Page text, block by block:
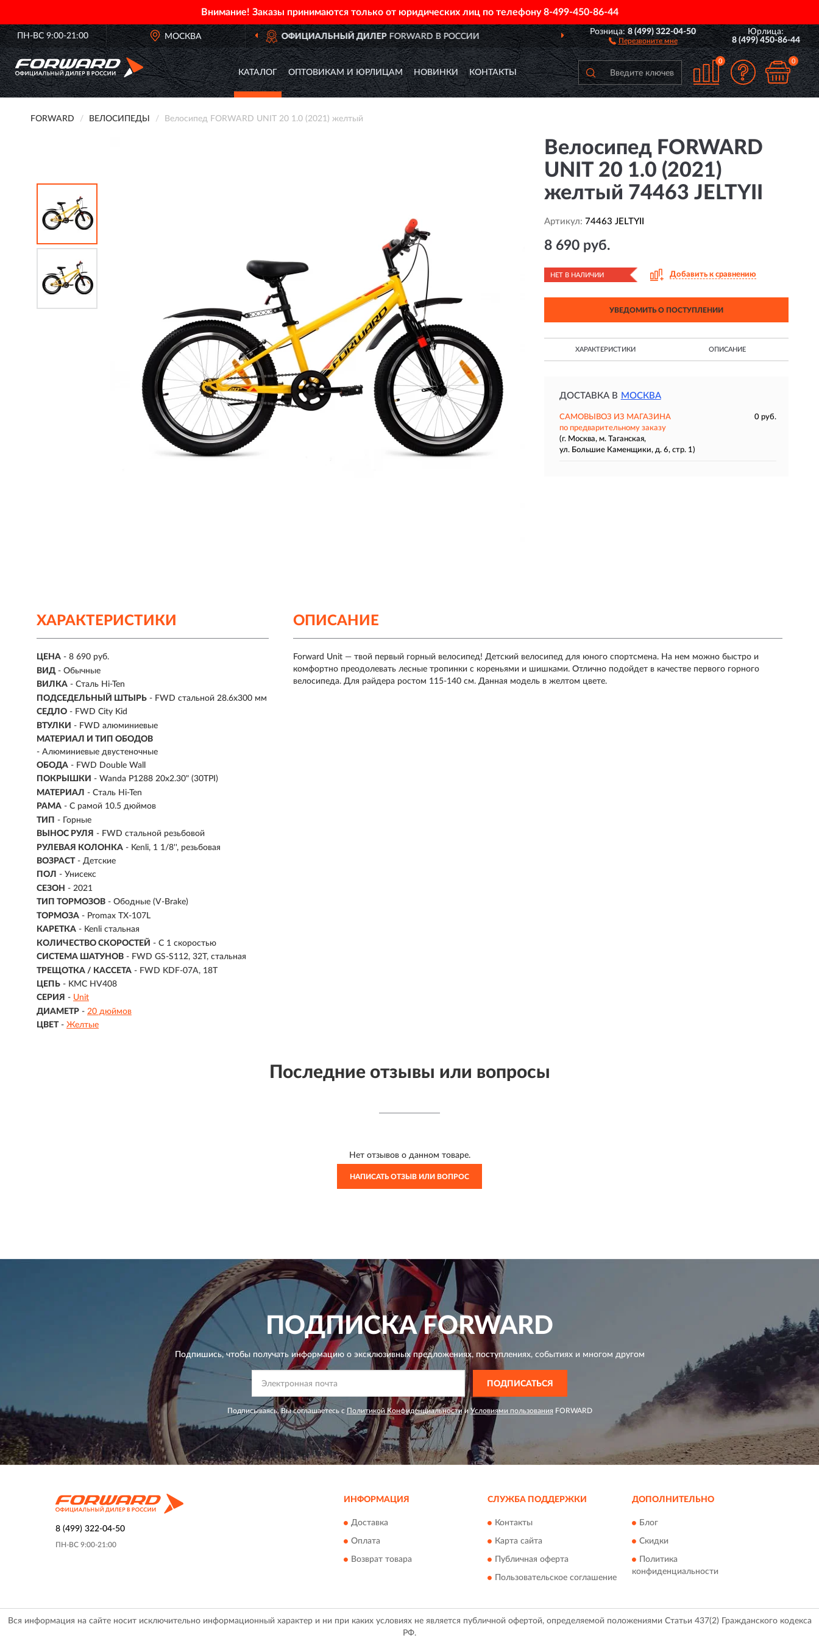
Внимание! Заказы принимаются только от юридических лиц по телефону8-499-450-86-44
ПН-ВС 9:00-21:00 МОСКВА
ОФИЦИАЛЬНЫЙ ДИЛЕРFORWARD В РОССИИ ДОСТАВИМПО ВСЕЙ РОССИИ
Розница:8 (499) 322-04-50
Перезвоните мне
Юрлица:
8 (499) 450-86-44
КАТАЛОГ ОПТОВИКАМ И ЮРЛИЦАМ НОВИНКИ КОНТАКТЫ
0 0
FORWARD ВЕЛОСИПЕДЫ Велосипед FORWARD UNIT 20 1.0 (2021) желтый
Велосипед FORWARD
UNIT 20 1.0 (2021)
желтый 74463 JELTYII
Артикул: 74463 JELTYII
8 690 руб.
НЕТ В НАЛИЧИИ Добавить к сравнению
УВЕДОМИТЬ О ПОСТУПЛЕНИИ
ХАРАКТЕРИСТИКИ ОПИСАНИЕ
ДОСТАВКА В МОСКВА
САМОВЫВОЗ ИЗ МАГАЗИНА
0 руб.
по предварительному заказу
(г. Москва, м. Таганская,
ул. Большие Каменщики, д. 6, стр. 1)
ХАРАКТЕРИСТИКИ
ЦЕНА - 8 690 руб.
ВИД - Обычные
ВИЛКА - Сталь Hi-Ten
ПОДСЕДЕЛЬНЫЙ ШТЫРЬ - FWD стальной 28.6x300 мм
СЕДЛО - FWD City Kid
ВТУЛКИ - FWD алюминиевые
МАТЕРИАЛ И ТИП ОБОДОВ
- Алюминиевые двустеночные
ОБОДА - FWD Double Wall
ПОКРЫШКИ - Wanda P1288 20x2.30" (30TPI)
МАТЕРИАЛ - Сталь Hi-Ten
РАМА - С рамой 10.5 дюймов
ТИП - Горные
ВЫНОС РУЛЯ - FWD стальной резьбовой
РУЛЕВАЯ КОЛОНКА - Kenli, 1 1/8'', резьбовая
ВОЗРАСТ - Детские
ПОЛ - Унисекс
СЕЗОН - 2021
ТИП ТОРМОЗОВ - Ободные (V-Brake)
ТОРМОЗА - Promax TX-107L
КАРЕТКА - Kenli стальная
КОЛИЧЕСТВО СКОРОСТЕЙ - С 1 скоростью
СИСТЕМА ШАТУНОВ - FWD GS-S112, 32T, стальная
ТРЕЩОТКА / КАССЕТА - FWD KDF-07A, 18T
ЦЕПЬ - KMC HV408
СЕРИЯ - Unit
ДИАМЕТР - 20 дюймов
ЦВЕТ - Желтые
ОПИСАНИЕ
Forward Unit — твой первый горный велосипед! Детский велосипед для юного спортсмена. На нем можно быстро и
комфортно преодолевать лесные тропинки с кореньями и шишками. Отлично подойдет в качестве первого горного
велосипеда. Для райдера ростом 115-140 см. Данная модель в желтом цвете.
Последние отзывы или вопросы
Нет отзывов о данном товаре.
НАПИСАТЬ ОТЗЫВ ИЛИ ВОПРОС
ПОДПИСКАFORWARD
Подпишись, чтобы получать информацию о эксклюзивных предложениях,поступлениях, событиях и многом другом
ПОДПИСАТЬСЯ
Подписываясь, Вы соглашаетесь с Политикой Конфиденциальности и Условиями пользования FORWARD
8 (499) 322-04-50
ПН-ВС 9:00-21:00
ИНФОРМАЦИЯ
Доставка
Оплата
Возврат товара
СЛУЖБА ПОДДЕРЖКИ
Контакты
Карта сайта
Публичная оферта
Пользовательское соглашение
ДОПОЛНИТЕЛЬНО
Блог
Скидки
Политика
конфиденциальности
Вся информация на сайте носит исключительно информационный характер и ни при каких условиях не является публичной офертой, определяемой положениями Статьи 437(2) Гражданского кодекса
РФ.